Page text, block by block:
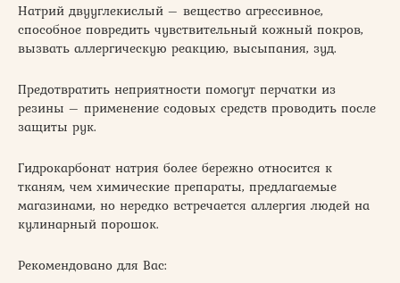
Натрий двууглекислый – вещество агрессивное,
способное повредить чувствительный кожный покров,
вызвать аллергическую реакцию, высыпания, зуд.
Предотвратить неприятности помогут перчатки из
резины – применение содовых средств проводить после
защиты рук.
Гидрокарбонат натрия более бережно относится к
тканям, чем химические препараты, предлагаемые
магазинами, но нередко встречается аллергия людей на
кулинарный порошок.
Рекомендовано для Вас: